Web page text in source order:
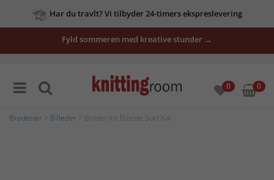
Har du travlt? Vi tilbyder 24-timers ekspreslevering
Fyld sommeren med kreative stunder →
0 0
Broderier Billeder > Broderikit Billede Sort Kat